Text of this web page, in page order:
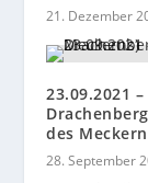
21. Dezember
23.09.2021
des
28. September